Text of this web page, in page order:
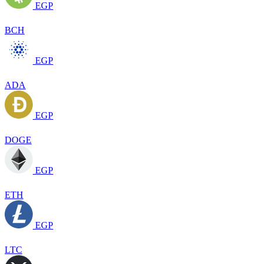
EGP
BCH
EGP
ADA
EGP
DOGE
EGP
ETH
EGP
LTC